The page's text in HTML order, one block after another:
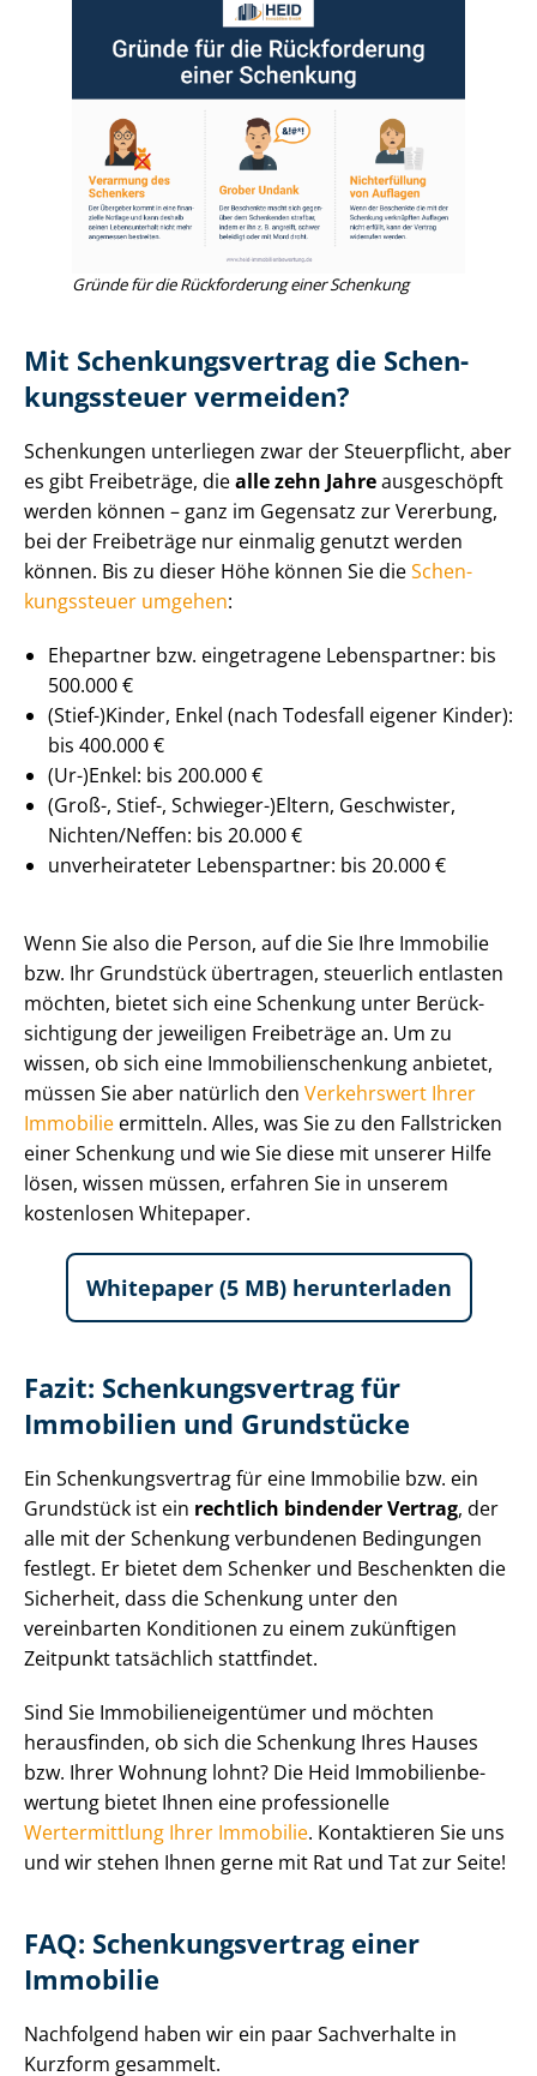
Gründe für die Rückforderung einer Schenkung
Mit Schen­kungs­ver­trag die Schen­
kungs­steu­er vermeiden?
Schenkungen unterliegen zwar der Steuerpflicht, aber
es gibt Freibeträge, diealle zehn Jahreausgeschöpft
werden können – ganz im Gegensatz zur Vererbung,
bei der Freibeträge nur einmalig genutzt werden
können. Bis zu dieser Höhe können Sie dieSchen­
kungs­steu­er umgehen:
Ehepartner bzw. eingetragene Lebenspartner: bis
500.000 €
(Stief-)Kinder, Enkel (nach Todesfall eigener Kinder):
bis 400.000 €
(Ur-)Enkel: bis 200.000 €
(Groß-, Stief-, Schwieger-)Eltern, Geschwister,
Nichten/Neffen: bis 20.000 €
unverheirateter Lebenspartner: bis 20.000 €
Wenn Sie also die Person, auf die Sie Ihre Immobilie
bzw. Ihr Grundstück übertragen, steuerlich entlasten
möchten, bietet sich eine Schenkung unter Be­rück­
sich­ti­gung der jeweiligen Freibeträge an. Um zu
wissen, ob sich eine Im­mo­bi­li­en­schen­kung anbietet,
müssen Sie aber natürlich den Verkehrswert Ihrer
Immobilie ermitteln. Alles, was Sie zu den Fallstricken
einer Schenkung und wie Sie diese mit unserer Hilfe
lösen, wissen müssen, erfahren Sie in unserem
kostenlosen Whitepaper.
Whitepaper (5 MB) herunterladen
Fazit: Schen­kungs­ver­trag für
Immobilien und Grundstücke
Ein Schen­kungs­ver­trag für eine Immobilie bzw. ein
Grundstück ist ein rechtlich bindender Vertrag, der
alle mit der Schenkung verbundenen Bedingungen
festlegt. Er bietet dem Schenker und Beschenkten die
Sicherheit, dass die Schenkung unter den
vereinbarten Konditionen zu einem zukünftigen
Zeitpunkt tatsächlich stattfindet.
Sind Sie Im­mo­bi­li­en­ei­gen­tü­mer und möchten
herausfinden, ob sich die Schenkung Ihres Hauses
bzw. Ihrer Wohnung lohnt? Die Heid Im­mo­bi­li­en­be­
wer­tung bietet Ihnen eine professionelle
Wertermittlung Ihrer Immobilie. Kontaktieren Sie uns
und wir stehen Ihnen gerne mit Rat und Tat zur Seite!
FAQ: Schen­kungs­ver­trag einer
Immobilie
Nachfolgend haben wir ein paar Sachverhalte in
Kurzform gesammelt.